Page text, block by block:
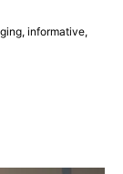
informative,